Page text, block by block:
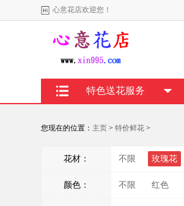
心意花店欢迎您！
特色送花服务
您现在的位置： 主页 > 特价鲜花 >
花材： 不限 玫瑰花
颜色： 不限 红色